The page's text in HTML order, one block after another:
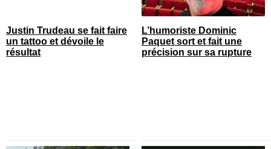
Justin Trudeau se fait faire
un tattoo et dévoile le
résultat
L’humoriste Dominic
Paquet sort et fait une
précision sur sa rupture